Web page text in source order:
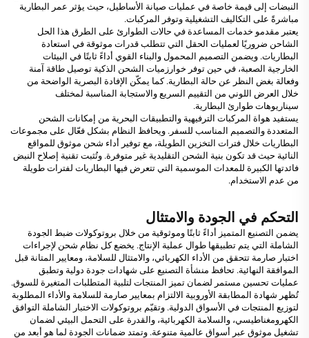
النبضات إلى قيمة خاصة في عمليات صيانة الأساطيل، حيث يؤثر عمر البطارية
مباشرةً على التكاليف التشغيلية وتوفر المركبات.
يعتبر مقدمو خدمات المساعدة في حالات الطوارئ على الطرق هذا الحل
الشاحن ضروريًا لعمليات الحقل التي تتطلب قدرات موثوقة في استعادة
البطاريات. ويضمن التصميم المحمول والبناء القوي أداءً ثابتًا في البيئات
الخارجية الصعبة، في حين توفر خوارزميات الشحن الذكية توصيل طاقة آمنة
وفعالة بغض النظر عن حالة البطارية. كما يمكّن الإفادة البصرية الواضحة من
خلال العرض اللوني من التقييم السريع والاستجابة المناسبة لمختلف
سيناريوهات طوارئ البطارية.
يستفيد هواة المركبات الترفيهية والتطبيقات البحرية من إمكانات الشحن
المتعددة والتصميم المناسب للسفر. ويحافظ النظام بشكل فعّال على مجموعات
البطاريات خلال فترات التخزين الطويلة، مع توفير أداء شحن موثوق للمواقع
النائية حيث قد تكون بنية الشحن التقليدية غير متوفرة. وتُثبت تقنية إصلاح النبض
فائدتها الكبيرة للمعدات الموسمية التي تتعرض فيها البطاريات لفترات طويلة
من عدم الاستخدام.
التحكم في الجودة والامتثال
يضمن التصنيع المتميز أداءً ثابتًا وموثوقية من خلال بروتوكولات ضبط الجودة
الشاملة التي يتم تطبيقها طوال عملية الإنتاج. يخضع كل نظام شحن لإجراءات
اختبار صارمة تتحقق من الأداء الكهربائي، والامتثال للسلامة، ومعايير المتانة قبل
الموافقة النهائية. تحافظ منشأة التصنيع على شهادات جودة دولية وتطبق
عمليات تحسين مستمر لضمان تميز المنتجات لتلبية المتطلبات المتغيرة للسوق.
تُظهر شهادة المطابقة الأوروبية الالتزام بمعايير صارمة للسلامة والأداء المطلوبة
لتوزيع المنتجات في الأسواق الدولية. وتقيّم بروتوكولات الاختبار الشاملة التوافق
الكهرومغناطيسي، والسلامة الكهربائية، والقدرة على التحمل البيئي لضمان
تشغيل موثوق عبر أسواق عالمية متنوعة. وتمتد ضمانات الجودة لما هو أبعد من